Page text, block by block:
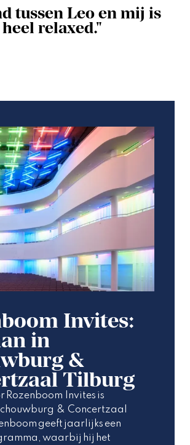
tussen Leo en mij is
heel relaxed."
Invites:
in
&
Tilburg
Rozenboom Invites is
& Concertzaal
geeft jaarlijks een
waarbij hij het